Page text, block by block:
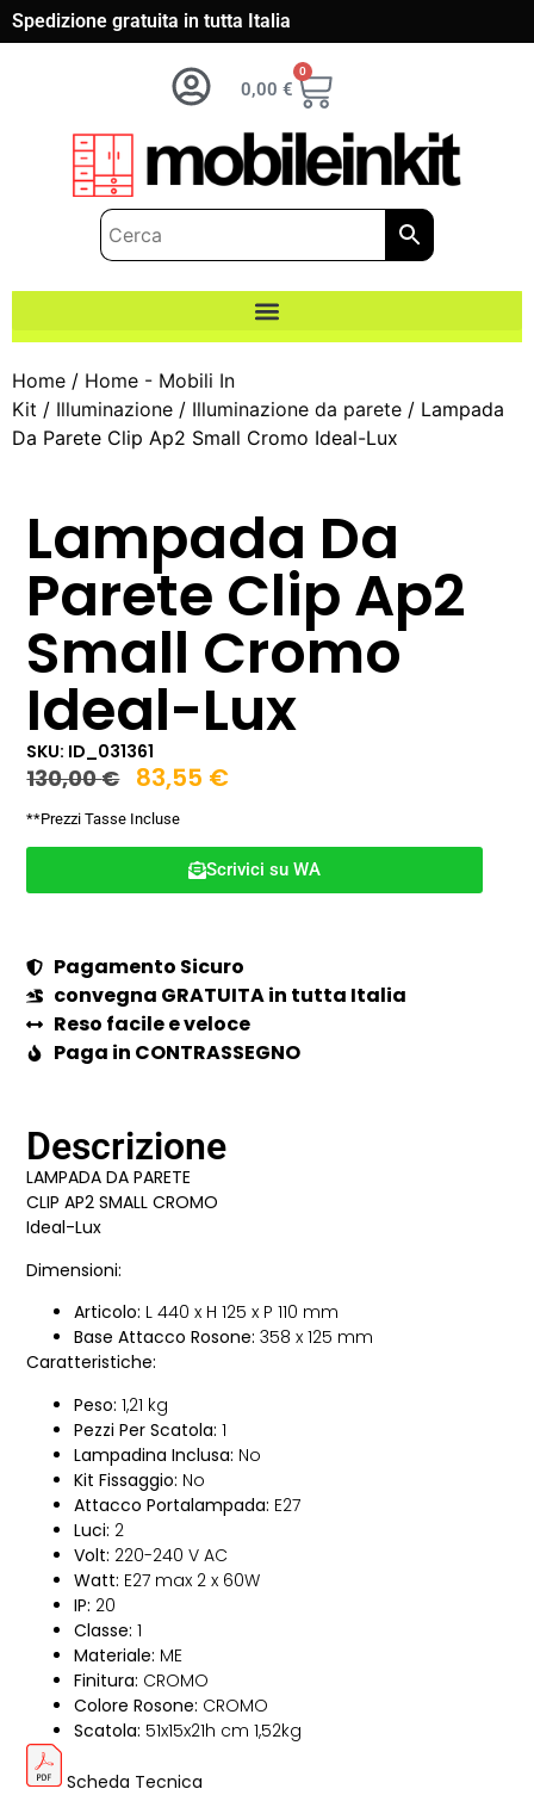
Spedizione gratuita in tutta Italia
0,00 €
0
Home / Home - Mobili In
Kit / Illuminazione / Illuminazione da parete / Lampada
Da Parete Clip Ap2 Small Cromo Ideal-Lux
Lampada Da
Parete Clip Ap2
Small Cromo
Ideal-Lux
SKU: ID_031361
130,00€ 83,55 €
**Prezzi Tasse Incluse
Scrivici su WA
Pagamento Sicuro
convegna GRATUITA in tutta Italia
Reso facile e veloce
Paga in CONTRASSEGNO
Descrizione
LAMPADA DA PARETE
CLIP AP2 SMALL CROMO
Ideal-Lux
Dimensioni:
Articolo: L 440 x H 125 x P 110 mm
Base Attacco Rosone: 358 x 125 mm
Caratteristiche:
Peso: 1,21 kg
Pezzi Per Scatola: 1
Lampadina Inclusa: No
Kit Fissaggio: No
Attacco Portalampada: E27
Luci: 2
Volt: 220-240 V AC
Watt: E27 max 2 x 60W
IP: 20
Classe: 1
Materiale: ME
Finitura: CROMO
Colore Rosone: CROMO
Scatola: 51x15x21h cm 1,52kg
Scheda Tecnica